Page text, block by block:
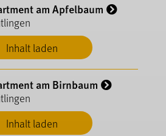
Inhalt laden
am Apfelbaum
Inhalt laden
am Birnbaum